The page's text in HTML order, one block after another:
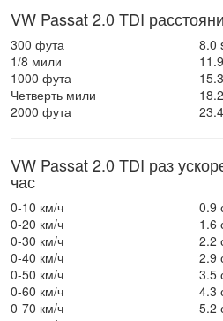
VW Passat 2.0 TDI
300 фута
8.0
1/8 мили
1000 фута
Четверть мили
2000 фута
VW Passat 2.0 TDI раз
час
0-10 км/ч
0.9
0-20 км/ч
1.6
0-30 км/ч
2.2
0-40 км/ч
2.9
0-50 км/ч
3.5
0-60 км/ч
4.3
0-70 км/ч
5.2